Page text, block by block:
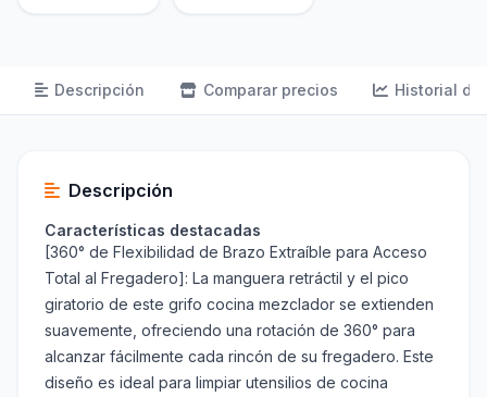
Descripción Comparar precios Historial de
Descripción
Características destacadas
[360° de Flexibilidad de Brazo Extraíble para Acceso
Total al Fregadero]:​ La manguera retráctil y el pico
giratorio de este grifo cocina​ mezclador se extienden
suavemente, ofreciendo una rotación de 360° para
alcanzar fácilmente cada rincón de su fregadero. Este
diseño es ideal para limpiar utensilios de cocina